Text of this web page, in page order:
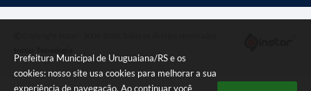
Prefeitura Municipal de Uruguaiana/RS e os
cookies: nosso site usa cookies para melhorar a sua
experiência de navegação. Ao continuar você